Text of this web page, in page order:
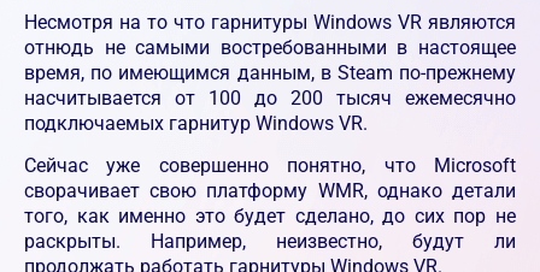
Несмотря на то что гарнитуры Windows VR являются
отнюдь не самыми востребованными в настоящее
время, по имеющимся данным, в Steam по-прежнему
насчитывается от 100 до 200 тысяч ежемесячно
подключаемых гарнитур Windows VR.
Сейчас уже совершенно понятно, что Microsoft
сворачивает свою платформу WMR, однако детали
того, как именно это будет сделано, до сих пор не
раскрыты. Например, неизвестно, будут ли
продолжать работать гарнитуры Windows VR.